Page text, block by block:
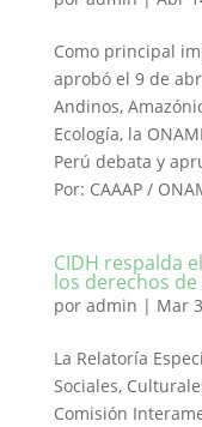
Como principal
aprobó el 9 de
Andinos,
Ecología, la
Perú debata y
Por: CAAAP /
CIDH respalda
los derechos
por admin | Mar
La Relatoría
Sociales,
Comisión